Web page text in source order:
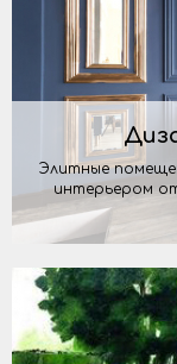
Элитные
интерьером